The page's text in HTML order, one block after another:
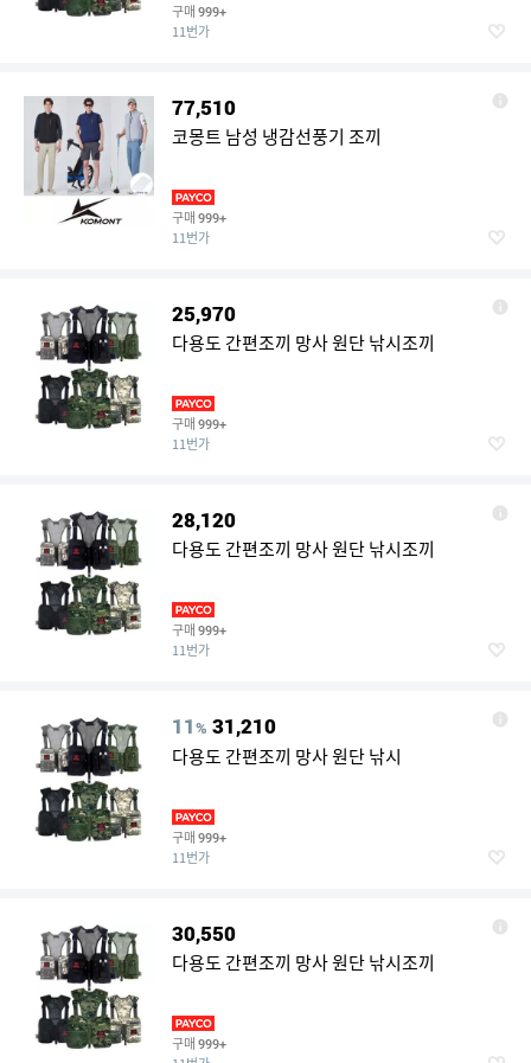
구매 999+
11번가
77,510
코몽트 남성 냉감선풍기 조끼
구매 999+
11번가
25,970
다용도 간편조끼 망사 원단 낚시조끼
구매 999+
11번가
28,120
다용도 간편조끼 망사 원단 낚시조끼
구매 999+
11번가
11% 31,210
다용도 간편조끼 망사 원단 낚시
구매 999+
11번가
30,550
다용도 간편조끼 망사 원단 낚시조끼
구매 999+